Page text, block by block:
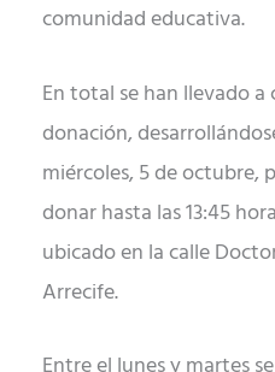
comunidad educativa.
En total se han llevado
donación,
miércoles, 5 de octubre,
donar hasta las 13:45
ubicado en la calle
Arrecife.